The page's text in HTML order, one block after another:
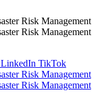
LinkedIn TikTok